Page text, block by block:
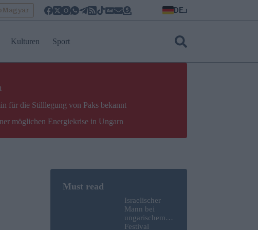
DE
Kulturen Sport
für die Stilllegung von Paks bekannt
möglichen Energiekrise in Ungarn
Israelischer
Mann bei
ungarischem
Festival